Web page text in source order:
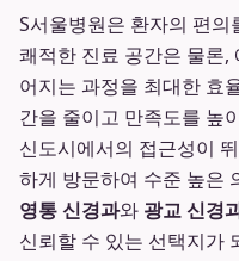
S서울병원은 환자의 편
쾌적한 진료 공간은 물론,
어지는 과정을 최대한 효
간을 줄이고 만족도를 높
신도시에서의 접근성이
하게 방문하여 수준 높은
영통 신경과와 광교 신경
신뢰할 수 있는 선택지가